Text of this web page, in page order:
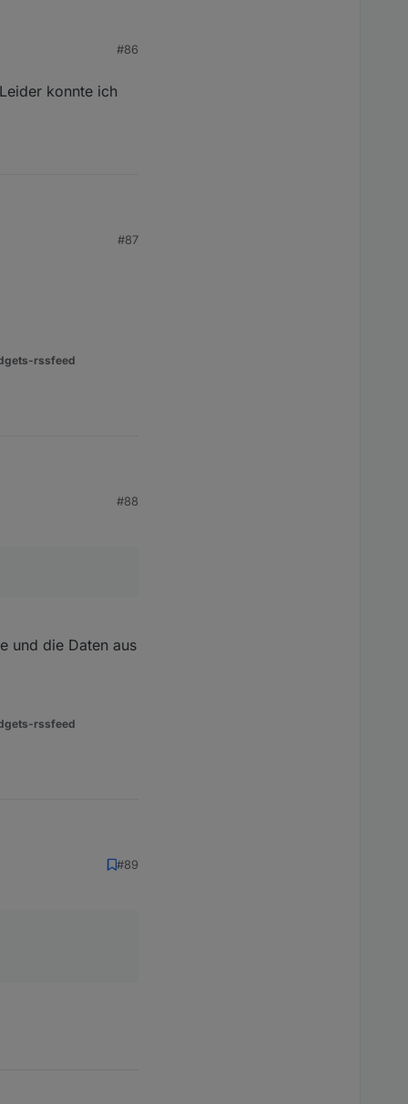
#86
konnte ich
#87
rssfeed
#88
und die Daten aus
rssfeed
#89